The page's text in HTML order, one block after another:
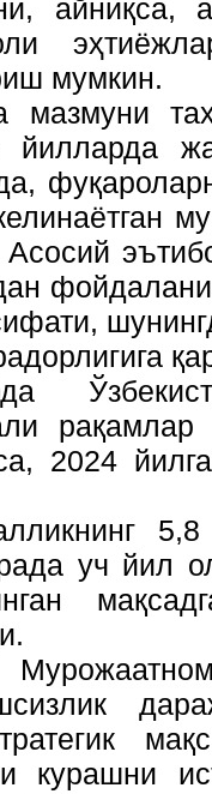
айниқса,
мумкин.
мазмуни
йилларда
Асосий
2024
уч йил
курашни